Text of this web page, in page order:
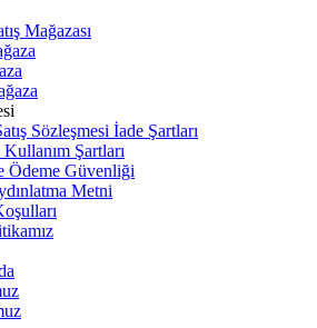
Mağazası
Sözleşmesi İade Şartları
Şartları
Ödeme Güvenliği
Metni